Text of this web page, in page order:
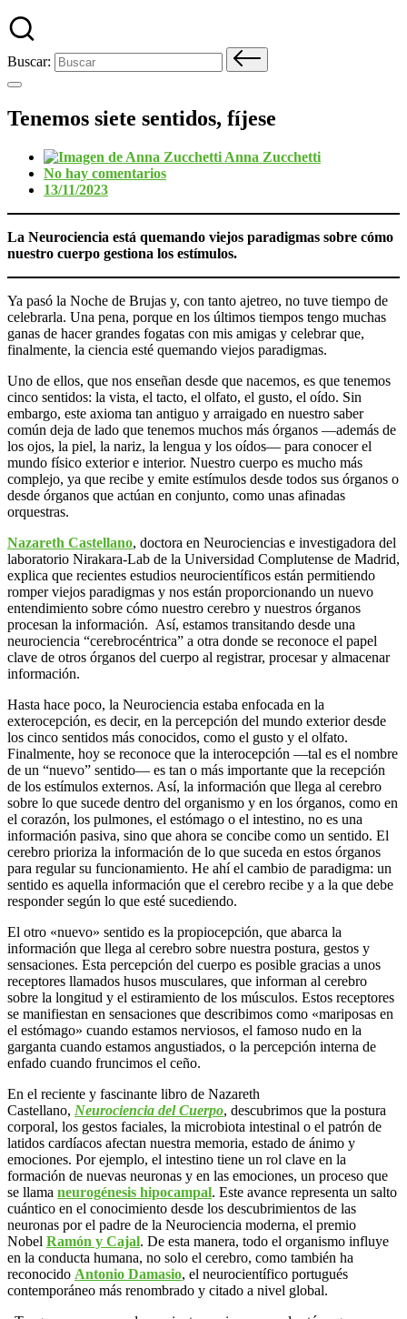
Buscar:
Tenemos siete sentidos, fíjese
Anna Zucchetti
No hay comentarios
13/11/2023
La Neurociencia está quemando viejos paradigmas sobre cómo
nuestro cuerpo gestiona los estímulos.
Ya pasó la Noche de Brujas y, con tanto ajetreo, no tuve tiempo de
celebrarla. Una pena, porque en los últimos tiempos tengo muchas
ganas de hacer grandes fogatas con mis amigas y celebrar que,
finalmente, la ciencia esté quemando viejos paradigmas.
Uno de ellos, que nos enseñan desde que nacemos, es que tenemos
cinco sentidos: la vista, el tacto, el olfato, el gusto, el oído. Sin
embargo, este axioma tan antiguo y arraigado en nuestro saber
común deja de lado que tenemos muchos más órganos —además de
los ojos, la piel, la nariz, la lengua y los oídos— para conocer el
mundo físico exterior e interior. Nuestro cuerpo es mucho más
complejo, ya que recibe y emite estímulos desde todos sus órganos o
desde órganos que actúan en conjunto, como unas afinadas
orquestras.
Nazareth Castellano, doctora en Neurociencias e investigadora del
laboratorio Nirakara-Lab de la Universidad Complutense de Madrid,
explica que recientes estudios neurocientíficos están permitiendo
romper viejos paradigmas y nos están proporcionando un nuevo
entendimiento sobre cómo nuestro cerebro y nuestros órganos
procesan la información. Así, estamos transitando desde una
neurociencia “cerebrocéntrica” a otra donde se reconoce el papel
clave de otros órganos del cuerpo al registrar, procesar y almacenar
información.
Hasta hace poco, la Neurociencia estaba enfocada en la
exterocepción, es decir, en la percepción del mundo exterior desde
los cinco sentidos más conocidos, como el gusto y el olfato.
Finalmente, hoy se reconoce que la interocepción —tal es el nombre
de un “nuevo” sentido— es tan o más importante que la recepción
de los estímulos externos. Así, la información que llega al cerebro
sobre lo que sucede dentro del organismo y en los órganos, como en
el corazón, los pulmones, el estómago o el intestino, no es una
información pasiva, sino que ahora se concibe como un sentido. El
cerebro prioriza la información de lo que suceda en estos órganos
para regular su funcionamiento. He ahí el cambio de paradigma: un
sentido es aquella información que el cerebro recibe y a la que debe
responder según lo que esté sucediendo.
El otro «nuevo» sentido es la propiocepción, que abarca la
información que llega al cerebro sobre nuestra postura, gestos y
sensaciones. Esta percepción del cuerpo es posible gracias a unos
receptores llamados husos musculares, que informan al cerebro
sobre la longitud y el estiramiento de los músculos. Estos receptores
se manifiestan en sensaciones que describimos como «mariposas en
el estómago» cuando estamos nerviosos, el famoso nudo en la
garganta cuando estamos angustiados, o la percepción interna de
enfado cuando fruncimos el ceño.
En el reciente y fascinante libro de Nazareth
Castellano, Neurociencia del Cuerpo, descubrimos que la postura
corporal, los gestos faciales, la microbiota intestinal o el patrón de
latidos cardíacos afectan nuestra memoria, estado de ánimo y
emociones. Por ejemplo, el intestino tiene un rol clave en la
formación de nuevas neuronas y en las emociones, un proceso que
se llama neurogénesis hipocampal. Este avance representa un salto
cuántico en el conocimiento desde los descubrimientos de las
neuronas por el padre de la Neurociencia moderna, el premio
Nobel Ramón y Cajal. De esta manera, todo el organismo influye
en la conducta humana, no solo el cerebro, como también ha
reconocido Antonio Damasio, el neurocientífico portugués
contemporáneo más renombrado y citado a nivel global.